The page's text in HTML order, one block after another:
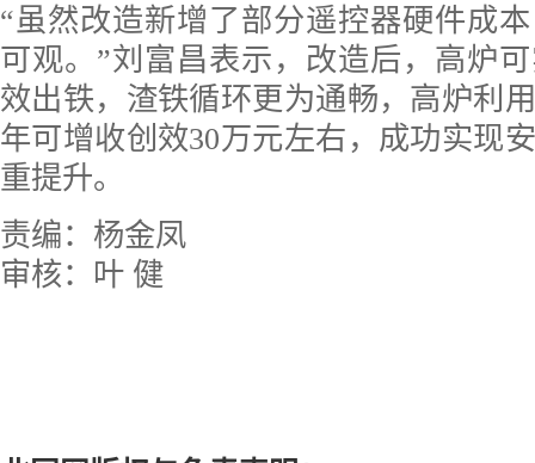
“虽然改造新增了部分遥控器硬件成
可观。”刘富昌表示，改造后，高炉
效出铁，渣铁循环更为通畅，高炉利
年可增收创效30万元左右，成功实现
重提升。
责编：杨金凤
审核：叶 健